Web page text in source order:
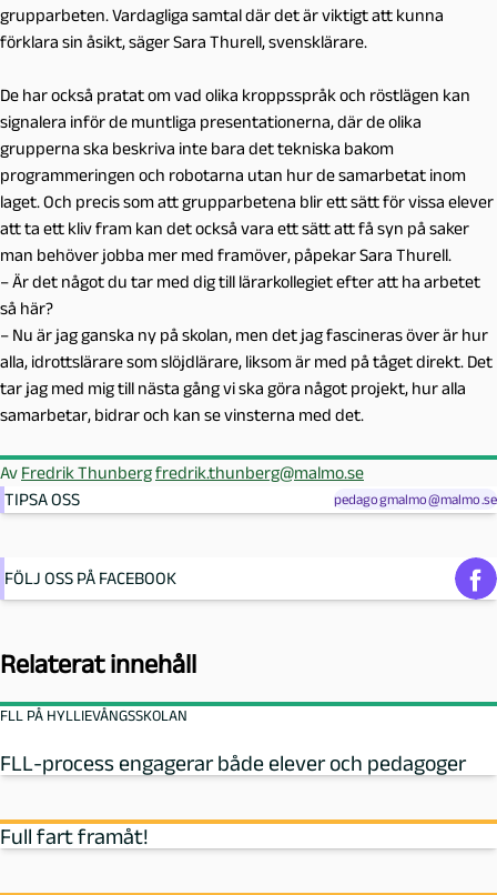
grupparbeten. Vardagliga samtal där det är viktigt att kunna
förklara sin åsikt, säger Sara Thurell, svensklärare.
De har också pratat om vad olika kroppsspråk och röstlägen kan
signalera inför de muntliga presentationerna, där de olika
grupperna ska beskriva inte bara det tekniska bakom
programmeringen och robotarna utan hur de samarbetat inom
laget. Och precis som att grupparbetena blir ett sätt för vissa elever
att ta ett kliv fram kan det också vara ett sätt att få syn på saker
man behöver jobba mer med framöver, påpekar Sara Thurell.
– Är det något du tar med dig till lärarkollegiet efter att ha arbetet
så här?
– Nu är jag ganska ny på skolan, men det jag fascineras över är hur
alla, idrottslärare som slöjdlärare, liksom är med på tåget direkt. Det
tar jag med mig till nästa gång vi ska göra något projekt, hur alla
samarbetar, bidrar och kan se vinsterna med det.
Av Fredrik Thunbergfredrik.thunberg@malmo.se
TIPSA OSS
pedagogmalmo@malmo.se
FÖLJ OSS PÅ FACEBOOK
Relaterat innehåll
FLL PÅ HYLLIEVÅNGSSKOLAN
FLL-process engagerar både elever och pedagoger
Full fart framåt!